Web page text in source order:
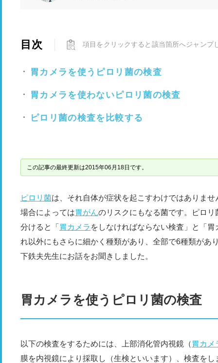
目次 項目をクリックすると該当箇所へジャンプ
胃カメラを使うピロリ菌の検査
胃カメラを使わないピロリ菌の検査
ピロリ菌の検査を比較する
この記事の最終更新は2015年06月18日です。
ピロリ菌は、それ自体が症状を起こすわけではありま
場合によっては胃がんのリスクにもなる菌です。ピロ
分けると「 胃カメラ をしなければならない検査」と「
れ以外にもさらに細かく種類があり、全部で6種類があ
下鉄夫先生にお話をお聞きしました。
胃カメラを使うピロリ菌の検査
以下の検査をするためには、上部消化管内視鏡（ 胃カメ
膜を内視鏡により採取し（生検といいます）、検査をし